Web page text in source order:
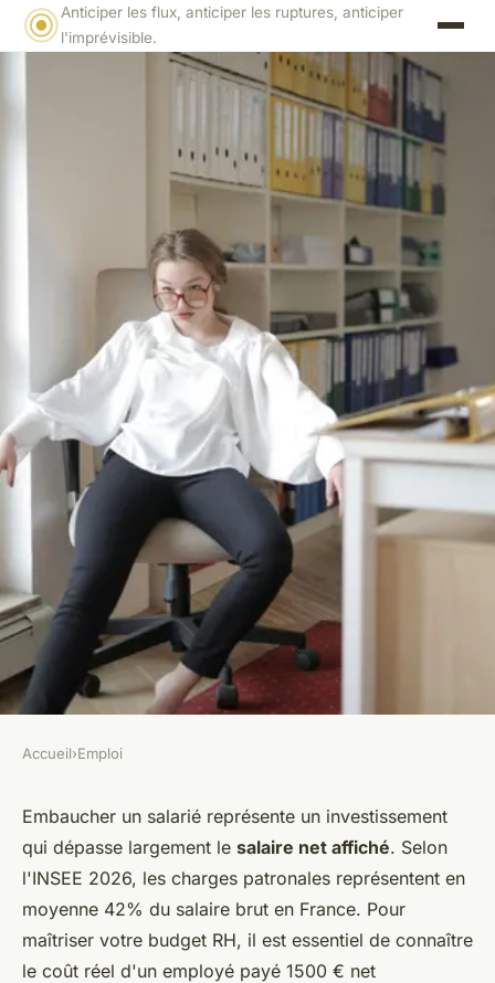
Anticiper les flux, anticiper les ruptures, anticiper
l'imprévisible.
Comprendre le coût d'un
salarié à 1500 € net pour
l'employeur
Sacha•30 janvier 2026•7 min de lecture
Accueil›Emploi
Embaucher un salarié représente un investissement
qui dépasse largement le salaire net affiché. Selon
l'INSEE 2026, les charges patronales représentent en
moyenne 42% du salaire brut en France. Pour
maîtriser votre budget RH, il est essentiel de connaître
le coût réel d'un employé payé 1500 € net